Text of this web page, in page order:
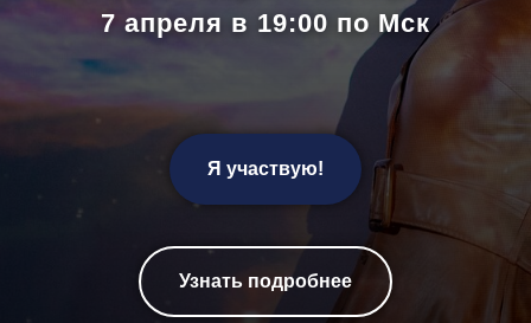
7 апреля в 19:00 по Мск
Я участвую!
Узнать подробнее